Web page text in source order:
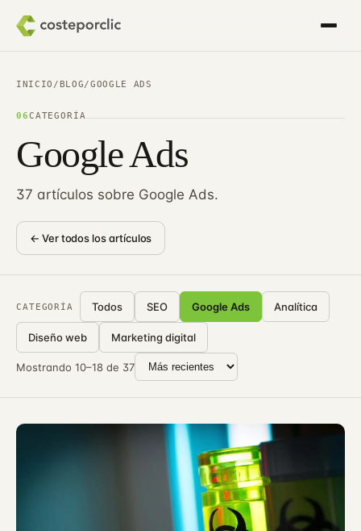
INICIO / BLOG/GOOGLE ADS
06CATEGORÍA
Google Ads
37 artículos sobre Google Ads.
← Ver todos los artículos
CATEGORÍA Todos SEO Google Ads Analítica
Diseño web Marketing digital
Mostrando 10–18 de 37
Ordenar por